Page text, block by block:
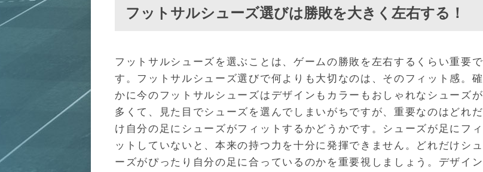
フットサルシューズ選びは勝敗を大きく左右する！
フットサルシューズを選ぶことは、ゲームの勝敗を左右するくらい重要で
す。フットサルシューズ選びで何よりも大切なのは、そのフィット感。確
かに今のフットサルシューズはデザインもカラーもおしゃれなシューズが
多くて、見た目でシューズを選んでしまいがちですが、重要なのはどれだ
け自分の足にシューズがフィットするかどうかです。シューズが足にフィ
ットしていないと、本来の持つ力を十分に発揮できません。どれだけシュ
ーズがぴったり自分の足に合っているのかを重要視しましょう。デザイン